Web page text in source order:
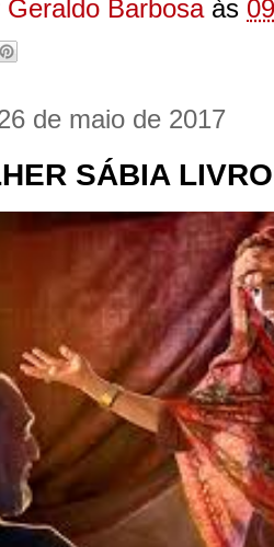
Geraldo Barbosa às
de maio de 2017
SÁBIA